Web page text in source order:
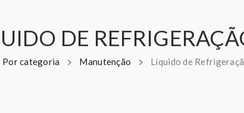
DE
Por categoria Manutenção Líquido de